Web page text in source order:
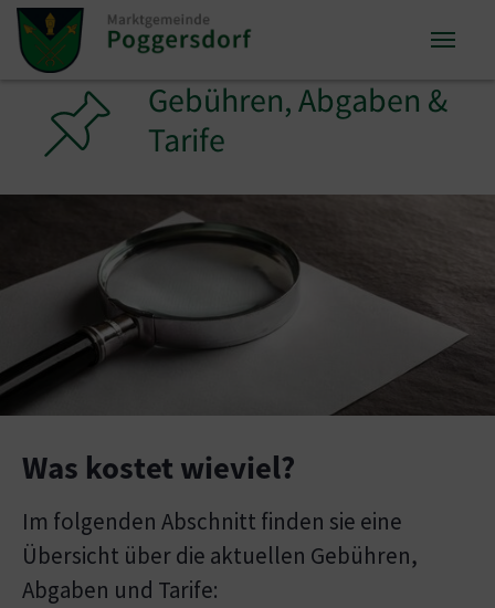
Zum Inhalt springen
Zum Seitenende springen
Sie sind hier:
Gebühren, Abgaben &
Tarife
Was kostet wieviel?
Im folgenden Abschnitt finden sie eine
Übersicht über die aktuellen Gebühren,
Abgaben und Tarife: